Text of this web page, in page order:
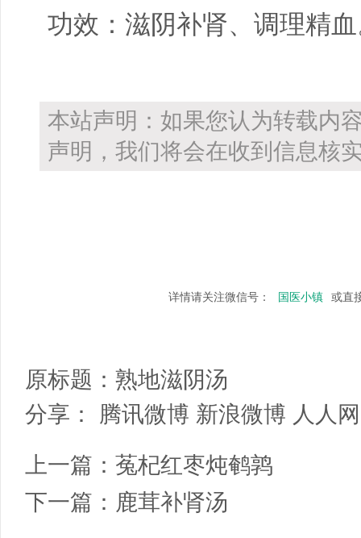
功效：滋阴补肾、调理精
本站声明：如果您认为转载内
声明，我们将会在收到信息核
详情请关注微信号： 国医小镇 或直
原标题： 熟地滋阴汤
分享：
腾讯微博 新浪微博 人人网
上一篇： 菟杞红枣炖鹌鹑
下一篇： 鹿茸补肾汤